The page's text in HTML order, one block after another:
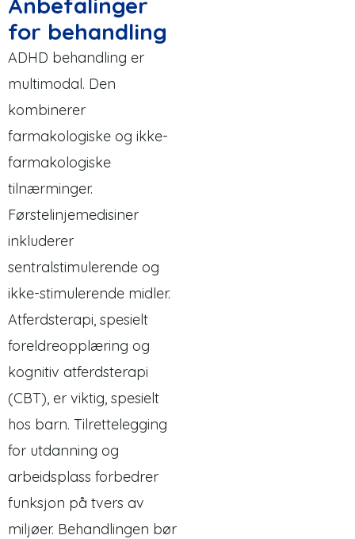
for behandling
ADHD behandling er
multimodal. Den
kombinerer
farmakologiske og ikke-
farmakologiske
tilnærminger.
Førstelinjemedisiner
inkluderer
sentralstimulerende og
ikke-stimulerende midler.
Atferdsterapi, spesielt
foreldreopplæring og
kognitiv atferdsterapi
(CBT), er viktig, spesielt
hos barn. Tilrettelegging
for utdanning og
arbeidsplass forbedrer
funksjon på tvers av
miljøer. Behandlingen bør